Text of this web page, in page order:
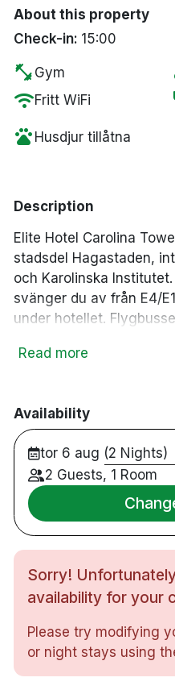
About this property
Check-in: 15:00
fitness_center Gym
wifiFritt WiFi
pets Husdjur tillåtna
Description
Elite Hotel Carolina
stadsdel Hagastaden,
och Karolinska Institutet.
svänger du av från E4/
under hotellet.
från T-Centralen till
uteservering samt
härlig utsikt över
gäst koppla av i
bastu.
Dubbelrum
Badrum med dusch
Gratis WiFi
TV
Skrivbord
Hårtork
Vattenkokare
Read more
Availability
tor 6 aug (2 Nights)
2 Guests, 1 Room
Sorry!
availability for your
Please try modifying
or night stays using